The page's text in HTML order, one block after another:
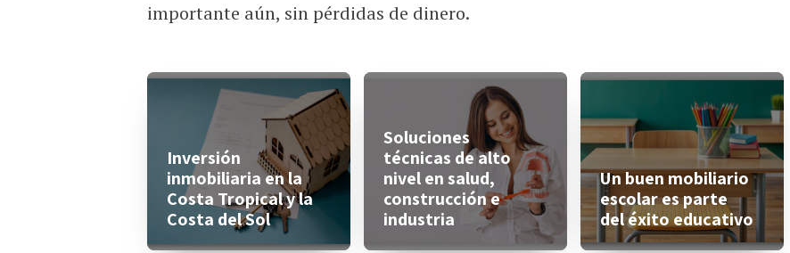
importante aún, sin pérdidas de dinero.
Inversión
inmobiliaria en la
Costa Tropical y la
Costa del Sol
Soluciones
técnicas de alto
nivel en salud,
construcción e
industria
Un buen mobiliario
escolar es parte
del éxito educativo